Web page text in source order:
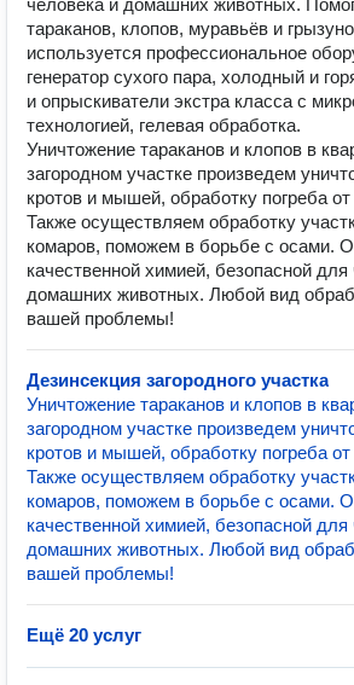
человека и домашних животных.
тараканов, клопов, муравьёв и
используется профессиональное
генератор сухого пара, холодный и
и опрыскиватели экстра класса с
технологией, гелевая обработка.
Уничтожение тараканов и клопов в
загородном участке произведем
кротов и мышей, обработку погреба от
Также осуществляем обработку
комаров, поможем в борьбе с осами.
качественной химией, безопасной для
домашних животных. Любой вид
вашей проблемы!
Дезинсекция загородного участка
Уничтожение тараканов и клопов в
загородном участке произведем
кротов и мышей, обработку погреба от
Также осуществляем обработку
комаров, поможем в борьбе с осами.
качественной химией, безопасной для
домашних животных. Любой вид
вашей проблемы!
Ещё 20 услуг